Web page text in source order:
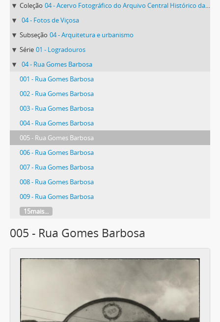
Coleção 04 - Acervo Fotográfico do Arquivo Central Histórico da UFV
04 - Fotos de Viçosa
Subseção 04 - Arquitetura e urbanismo
Série 01 - Logradouros
04 - Rua Gomes Barbosa
001 - Rua Gomes Barbosa
002 - Rua Gomes Barbosa
003 - Rua Gomes Barbosa
004 - Rua Gomes Barbosa
005 - Rua Gomes Barbosa
006 - Rua Gomes Barbosa
007 - Rua Gomes Barbosa
008 - Rua Gomes Barbosa
009 - Rua Gomes Barbosa
15mais...
005 - Rua Gomes Barbosa